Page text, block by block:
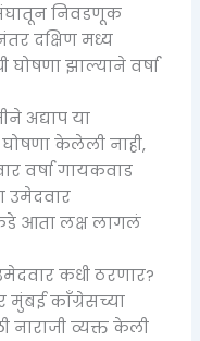
निवडणूक
दक्षिण मध्य
घोषणा झाल्याने वर्षा
अद्याप या
केलेली नाही,
वर्षा गायकवाड
उमेदवार
आता लक्ष लागलं
कधी ठरणार?
मुंबई काँग्रेसच्या
नाराजी व्यक्त केली